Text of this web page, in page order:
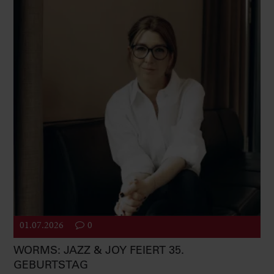
01.07.2026 0
WORMS: JAZZ & JOY FEIERT 35.
GEBURTSTAG